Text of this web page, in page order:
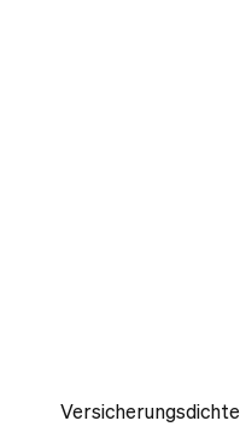
Versicherungsdichte